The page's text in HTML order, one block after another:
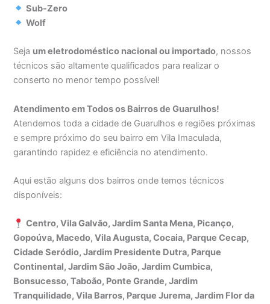
Sub-Zero
Wolf
Seja um eletrodoméstico nacional ou importado, nossos
técnicos são altamente qualificados para realizar o
conserto no menor tempo possível!
Atendimento em Todos os Bairros de Guarulhos!
Atendemos toda a cidade de Guarulhos e regiões próximas
e sempre próximo do seu bairro em Vila Imaculada,
garantindo rapidez e eficiência no atendimento.
Aqui estão alguns dos bairros onde temos técnicos
disponíveis:
Centro, Vila Galvão, Jardim Santa Mena, Picanço,
Gopoúva, Macedo, Vila Augusta, Cocaia, Parque Cecap,
Cidade Seródio, Jardim Presidente Dutra, Parque
Continental, Jardim São João, Jardim Cumbica,
Bonsucesso, Taboão, Ponte Grande, Jardim
Tranquilidade, Vila Barros, Parque Jurema, Jardim Flor da